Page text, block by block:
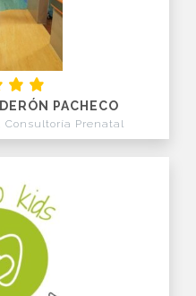
PACHECO
Consultoría Prenatal